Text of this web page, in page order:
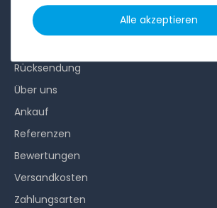
Alle akzeptieren
INFORMATIONEN
Rücksendung
Über uns
Ankauf
Referenzen
Bewertungen
Versandkosten
Zahlungsarten